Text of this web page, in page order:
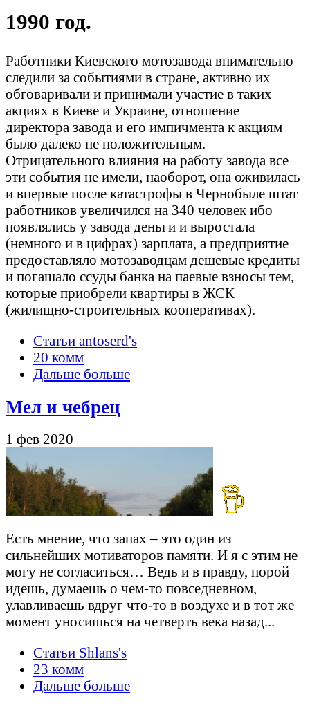
1990 год.
Работники Киевского мотозавода внимательно
следили за событиями в стране, активно их
обговаривали и принимали участие в таких
акциях в Киеве и Украине, отношение
директора завода и его импичмента к акциям
было далеко не положительным.
Отрицательного влияния на работу завода все
эти события не имели, наоборот, она оживилась
и впервые после катастрофы в Чернобыле штат
работников увеличился на 340 человек ибо
появлялись у завода деньги и выростала
(немного и в цифрах) зарплата, а предприятие
предоставляло мотозаводцам дешевые кредиты
и погашало ссуды банка на паевые взносы тем,
которые приобрели квартиры в ЖСК
(жилищно-строительных кооперативах).
Статьи antoserd's
20 комм
Дальше больше
Мел и чебрец
1 фев 2020
Есть мнение, что запах – это один из
сильнейших мотиваторов памяти. И я с этим не
могу не согласиться… Ведь и в правду, порой
идешь, думаешь о чем-то повседневном,
улавливаешь вдруг что-то в воздухе и в тот же
момент уносишься на четверть века назад...
Статьи Shlans's
23 комм
Дальше больше